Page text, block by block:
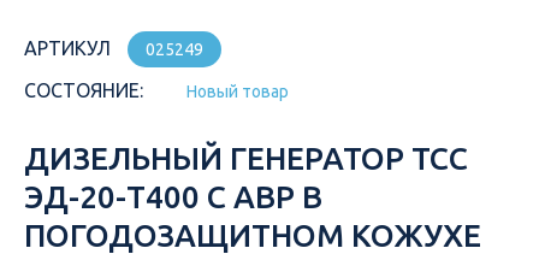
АРТИКУЛ 025249
СОСТОЯНИЕ: Новый товар
ДИЗЕЛЬНЫЙ ГЕНЕРАТОР ТСС
ЭД-20-Т400 С АВР В
ПОГОДОЗАЩИТНОМ КОЖУХЕ